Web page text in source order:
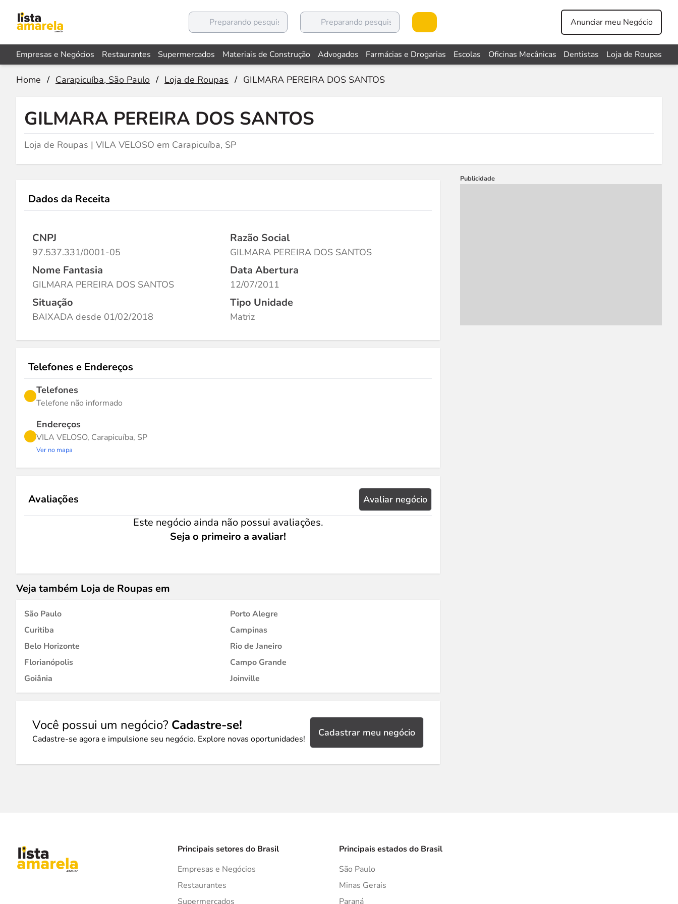
Anunciar meu Negócio
Empresas e Negócios Restaurantes Supermercados Materiais de Construção Advogados Farmácias e Drogarias Escolas Oficinas Mecânicas Dentistas Loja de Roupas
Home / Carapicuíba, São Paulo / Loja de Roupas / GILMARA PEREIRA DOS SANTOS
GILMARA PEREIRA DOS SANTOS
Loja de Roupas | VILA VELOSO em Carapicuíba, SP
Dados da Receita
CNPJ
97.537.331/0001-05
Razão Social
GILMARA PEREIRA DOS SANTOS
Nome Fantasia
GILMARA PEREIRA DOS SANTOS
Data Abertura
12/07/2011
Situação
BAIXADA desde 01/02/2018
Tipo Unidade
Matriz
Telefones e Endereços
Telefones
Telefone não informado
Endereços
VILA VELOSO, Carapicuíba, SP
Ver no mapa
Avaliações Avaliar negócio
Este negócio ainda não possui avaliações.
Seja o primeiro a avaliar!
Veja também Loja de Roupas em
São Paulo
Porto Alegre
Curitiba
Campinas
Belo Horizonte
Rio de Janeiro
Florianópolis
Campo Grande
Goiânia
Joinville
Você possui um negócio? Cadastre-se!
Cadastre-se agora e impulsione seu negócio. Explore novas oportunidades!
Cadastrar meu negócio
Publicidade
Principais setores do Brasil
Empresas e Negócios
Restaurantes
Supermercados
Principais estados do Brasil
São Paulo
Minas Gerais
Paraná